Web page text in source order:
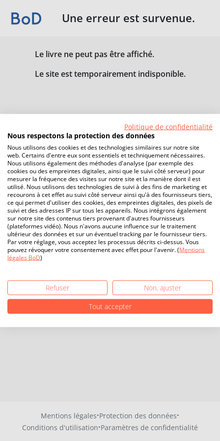
Une erreur est survenue.
Le livre ne peut pas être affiché.
Le site est temporairement indisponible.
Mentions légales·Protection des données·
Conditions d'utilisation·Paramètres de confidentialité
Politique de confidentialité
Nous respectons la protection des données
Nous utilisons des cookies et des technologies similaires sur notre site
web. Certains d'entre eux sont essentiels et techniquement nécessaires.
Nous utilisons également des méthodes d'analyse (par exemple des
cookies ou des empreintes digitales, ainsi que le suivi côté serveur) pour
mesurer la fréquence des visites sur notre site et la manière dont il est
utilisé. Nous utilisons des technologies de suivi à des fins de marketing et
recourons à cet effet au suivi côté serveur ainsi qu'à des fournisseurs tiers,
ce qui permet d'utiliser des cookies, des empreintes digitales, des pixels de
suivi et des adresses IP sur tous les appareils. Nous intégrons également
sur notre site des contenus tiers provenant d'autres fournisseurs
(plateformes vidéo). Nous n'avons aucune influence sur le traitement
ultérieur des données et sur un éventuel tracking par le fournisseur tiers.
Par votre réglage, vous acceptez les processus décrits ci-dessus. Vous
pouvez révoquer votre consentement avec effet pour l'avenir. (Mentions
légales BoD)
Refuser
Non, ajuster
Tout accepter